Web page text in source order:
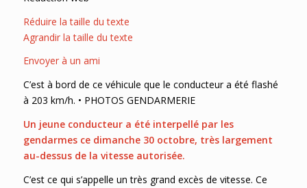
Réduire la taille du texte
Agrandir la taille du texte
Envoyer à un ami
C’est à bord de ce véhicule que le conducteur a été flashé
à 203 km/h. • PHOTOS GENDARMERIE
Un jeune conducteur a été interpellé par les
gendarmes ce dimanche 30 octobre, très largement
au-dessus de la vitesse autorisée.
C’est ce qui s’appelle un très grand excès de vitesse. Ce